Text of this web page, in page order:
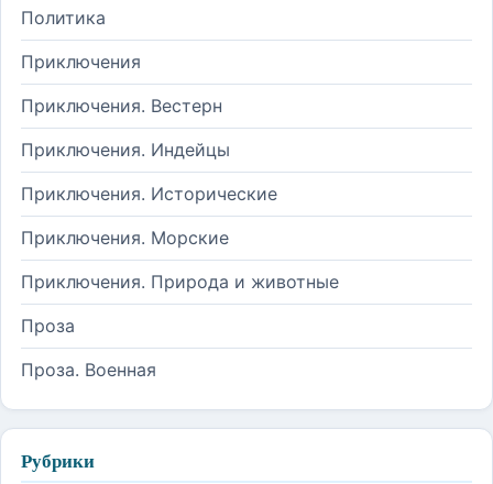
Политика
Приключения
Приключения. Вестерн
Приключения. Индейцы
Приключения. Исторические
Приключения. Морские
Приключения. Природа и животные
Проза
Проза. Военная
Рубрики